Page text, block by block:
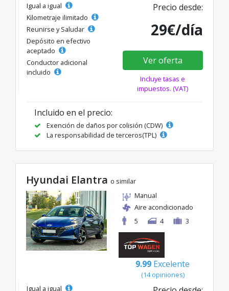
Igual a igual
Kilometraje ilimitado
Reunirse y Saludar
Depósito en efectivo
aceptado
Conductor adicional
incluido
Precio desde:
29€/día
Ver oferta
Incluye tasas e
impuestos. (VAT)
Incluido en el precio:
Exención de daños por colisión (CDW)
La responsabilidad de terceros(TPL)
Hyundai Elantra o similar
Manual
Aire acondicionado
5
4 3
9.99 Excelente
(14 opiniones)
Igual a igual